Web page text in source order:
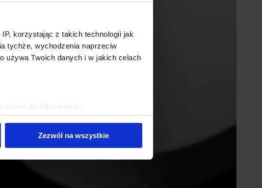
korzystając z takich technologii jak
tychże, wychodzenia naprzeciw
używa Twoich danych i w jakich celach
nawet do kilku metrów
zbiory danych (fingerprinting, czyli
Zezwól na wszystkie